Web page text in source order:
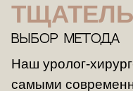
ВЫБОР МЕТОДА
Наш уролог-
самыми